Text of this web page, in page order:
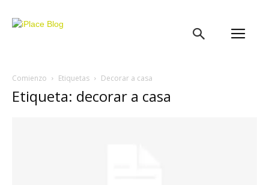
Comienzo Etiquetas Decorar a casa
Etiqueta: decorar a casa